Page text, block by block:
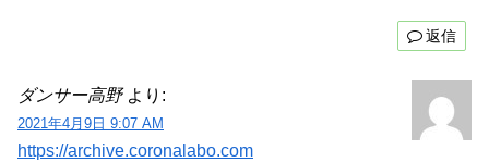
返信
ダンサー高野 より:
2021年4月9日 9:07 AM
https://archive.coronalabo.com